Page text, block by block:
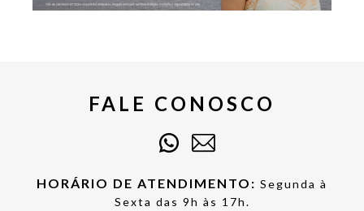
FALE CONOSCO
HORÁRIO DE ATENDIMENTO: Segunda à
Sexta das 9h às 17h.